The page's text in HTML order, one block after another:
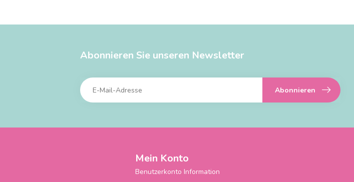
Abonnieren Sie unseren Newsletter
Abonnieren
Mein Konto
Benutzerkonto Information